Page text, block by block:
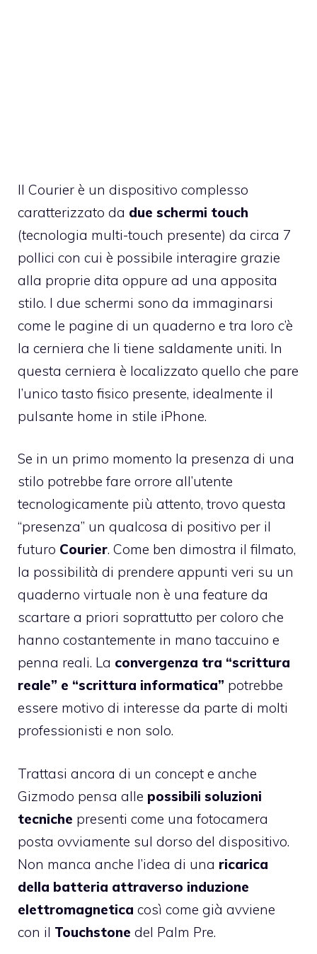
Il Courier è un dispositivo complesso
caratterizzato da due schermi touch
(tecnologia multi-touch presente) da circa 7
pollici con cui è possibile interagire grazie
alla proprie dita oppure ad una apposita
stilo. I due schermi sono da immaginarsi
come le pagine di un quaderno e tra loro c’è
la cerniera che li tiene saldamente uniti. In
questa cerniera è localizzato quello che pare
l’unico tasto fisico presente, idealmente il
pulsante home in stile iPhone.
Se in un primo momento la presenza di una
stilo potrebbe fare orrore all’utente
tecnologicamente più attento, trovo questa
“presenza” un qualcosa di positivo per il
futuro Courier. Come ben dimostra il filmato,
la possibilità di prendere appunti veri su un
quaderno virtuale non è una feature da
scartare a priori soprattutto per coloro che
hanno costantemente in mano taccuino e
penna reali. La convergenza tra “scrittura
reale” e “scrittura informatica” potrebbe
essere motivo di interesse da parte di molti
professionisti e non solo.
Trattasi ancora di un concept e anche
Gizmodo pensa alle possibili soluzioni
tecniche presenti come una fotocamera
posta ovviamente sul dorso del dispositivo.
Non manca anche l’idea di una ricarica
della batteria attraverso induzione
elettromagnetica così come già avviene
con il Touchstone del Palm Pre.